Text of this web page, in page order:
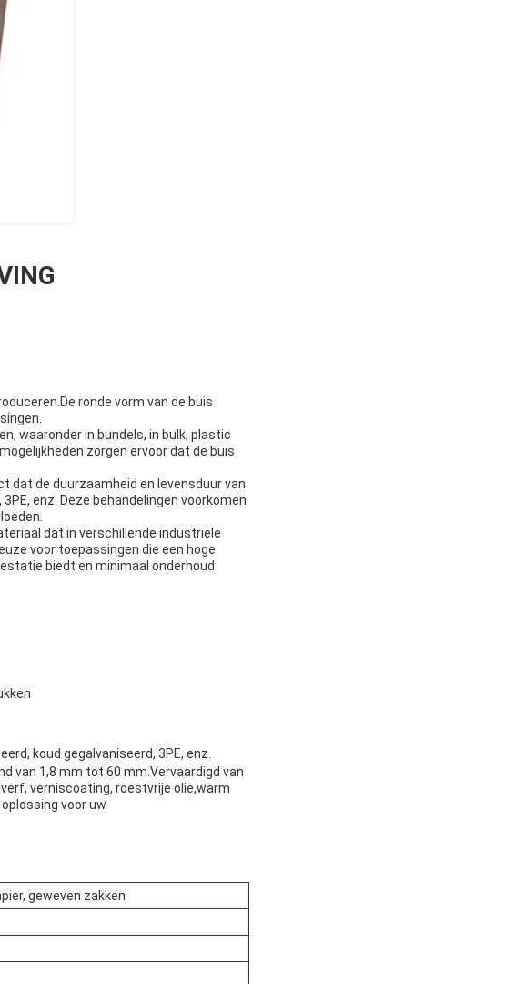
ronde vorm van de buis
waaronder in bundels, in bulk, plastic
zorgen ervoor dat de buis
dat de duurzaamheid en levensduur van
enz. Deze behandelingen voorkomen
dat in verschillende industriële
voor toepassingen die een hoge
biedt en minimaal onderhoud
koud gegalvaniseerd, 3PE, enz.
van 1,8 mm tot 60 mm.Vervaardigd van
verniscoating, roestvrije olie,warm
voor uw
geweven zakken